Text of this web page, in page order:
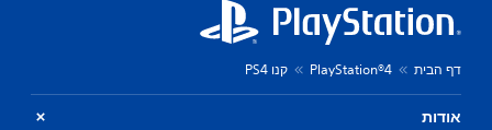
דף הבית PlayStation®4 קנו PS4
אודות